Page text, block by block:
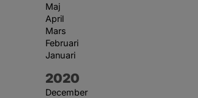
Maj
April
Mars
Februari
Januari
År:
2020
December